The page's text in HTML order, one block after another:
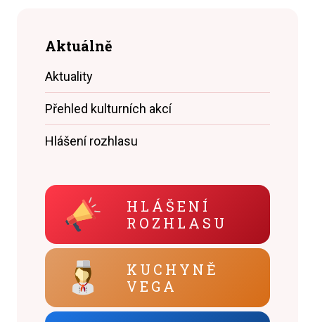
Aktuálně
Aktuality
Přehled kulturních akcí
Hlášení rozhlasu
HLÁŠENÍ
ROZHLASU
KUCHYNĚ
VEGA